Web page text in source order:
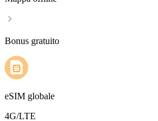
Bonus gratuito
eSIM globale
4G/LTE